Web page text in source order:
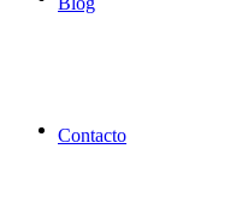
Contacto